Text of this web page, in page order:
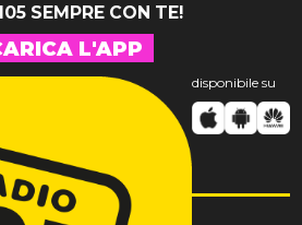
SEMPRE CON TE!
L'APP
disponibile su